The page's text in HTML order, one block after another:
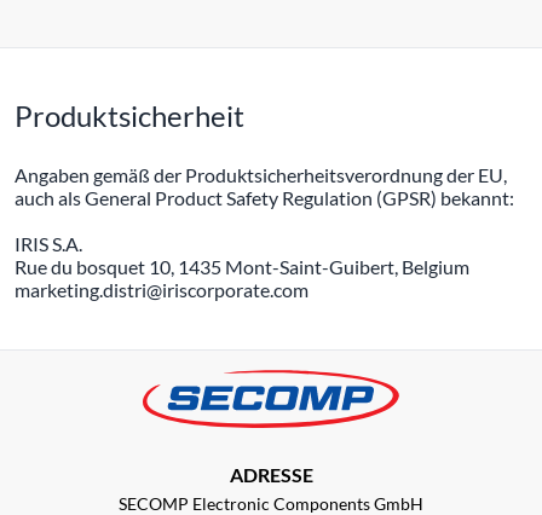
Produktsicherheit
Angaben gemäß der Produktsicherheitsverordnung der EU,
auch als General Product Safety Regulation (GPSR) bekannt:
IRIS S.A.
Rue du bosquet 10, 1435 Mont-Saint-Guibert, Belgium
marketing.distri@iriscorporate.com
ADRESSE
SECOMP Electronic Components GmbH